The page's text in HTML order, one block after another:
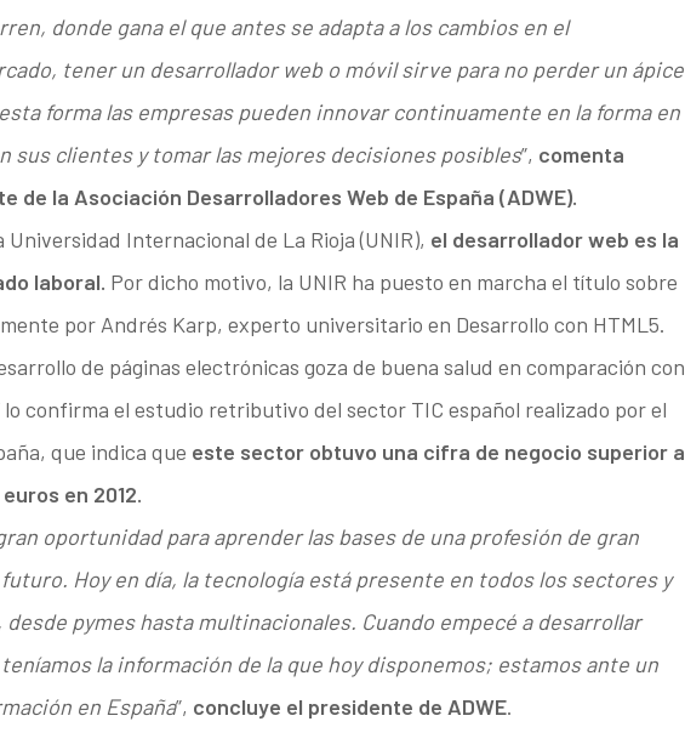
donde gana el que antes se adapta a los cambios en el
tener un desarrollador web o móvil sirve para no perder un ápice
forma las empresas pueden innovar continuamente en la forma en
sus clientes y tomar las mejores decisiones posibles”, comenta
de la Asociación Desarrolladores Web de España (ADWE).
Universidad Internacional de La Rioja (UNIR), el desarrollador web es la
laboral. Por dicho motivo, la UNIR ha puesto en marcha el título sobre
por Andrés Karp, experto universitario en Desarrollo con HTML5.
de páginas electrónicas goza de buena salud en comparación con
confirma el estudio retributivo del sector TIC español realizado por el
que indica que este sector obtuvo una cifra de negocio superior a
en 2012.
oportunidad para aprender las bases de una profesión de gran
Hoy en día, la tecnología está presente en todos los sectores y
pymes hasta multinacionales. Cuando empecé a desarrollar
teníamos la información de la que hoy disponemos; estamos ante un
en España”, concluye el presidente de ADWE.